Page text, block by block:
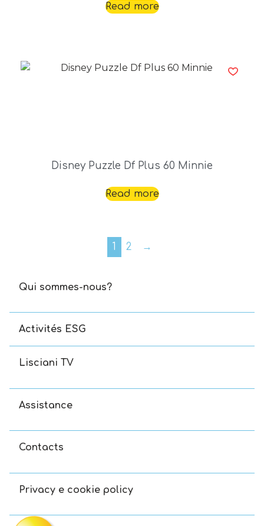
Read more
Disney Puzzle Df Plus 60 Minnie
Read more
1 2 →
Qui sommes-nous?
Activités ESG
Lisciani TV
Assistance
Contacts
Privacy e cookie policy